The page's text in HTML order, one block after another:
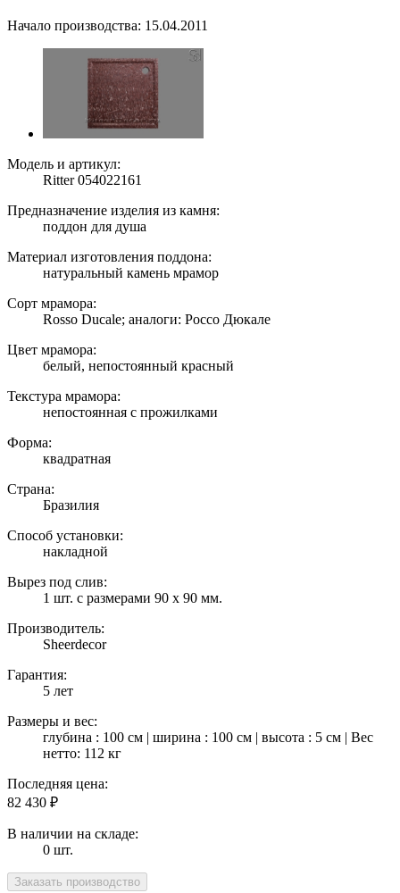
Начало производства: 15.04.2011
Модель и артикул:
Ritter 054022161
Предназначение изделия из камня:
поддон для душа
Материал изготовления поддона:
натуральный камень мрамор
Сорт мрамора:
Rosso Ducale; аналоги: Россо Дюкале
Цвет мрамора:
белый, непостоянный красный
Текстура мрамора:
непостоянная с прожилками
Форма:
квадратная
Страна:
Бразилия
Способ установки:
накладной
Вырез под слив:
1 шт. с размерами 90 х 90 мм.
Производитель:
Sheerdecor
Гарантия:
5 лет
Размеры и вес:
глубина : 100 см | ширина : 100 см | высота : 5 см | Вес
нетто: 112 кг
Последняя цена:
82 430 ₽
В наличии на складе:
0 шт.